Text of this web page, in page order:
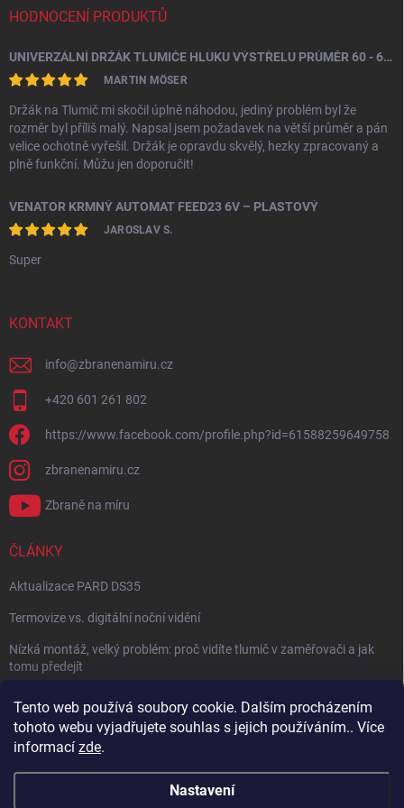
Tento web používá soubory cookie. Dalším procházením
tohoto webu vyjadřujete souhlas s jejich používáním.. Více
informací zde.
Nastavení
HODNOCENÍ PRODUKTŮ
UNIVERZÁLNÍ DRŽÁK TLUMIČE HLUKU VÝSTŘELU PRŮMĚR 60 - 64,5 MM
MARTIN MÖSER
Držák na Tlumič mi skočil úplně náhodou, jediný problém byl že
rozměr byl příliš malý. Napsal jsem požadavek na větší průměr a pán
velice ochotně vyřešil. Držák je opravdu skvělý, hezky zpracovaný a
plně funkční. Můžu jen doporučit!
VENATOR KRMNÝ AUTOMAT FEED23 6V – PLASTOVÝ
JAROSLAV S.
Super
KONTAKT
info@zbranenamiru.cz
+420 601 261 802
https://www.facebook.com/profile.php?id=61588259649758
zbranenamiru.cz
Zbraně na míru
ČLÁNKY
Aktualizace PARD DS35
Termovize vs. digitální noční vidění
Nízká montáž, velký problém: proč vidíte tlumič v zaměřovači a jak
tomu předejít
Zbraně na míru. Všechna práva vyhrazena.